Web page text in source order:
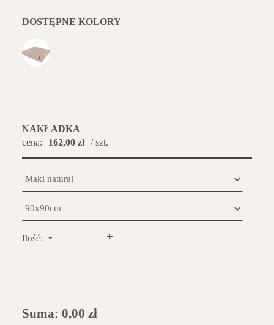
DOSTĘPNE KOLORY
NAKŁADKA
cena:
162,00 zł / szt.
Ilość: - +
Suma: 0,00 zł